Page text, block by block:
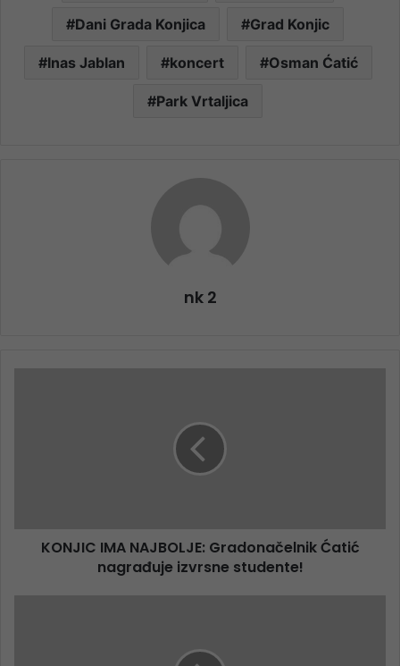
Dani Grada Konjica Grad Konjic
Inas Jablan koncert Osman Ćatić
Park Vrtaljica
nk 2
KONJIC IMA NAJBOLJE: Gradonačelnik Ćatić
nagrađuje izvrsne studente!